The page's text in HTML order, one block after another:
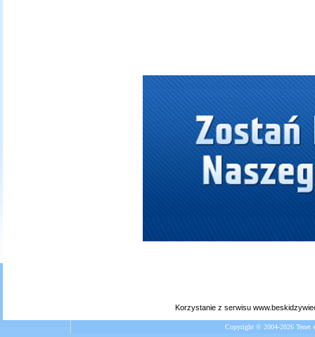
Korzystanie z serwisu
Copyright © 2004-2026